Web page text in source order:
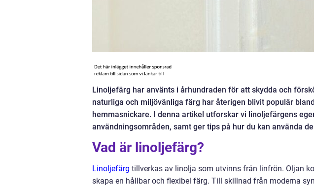
Linoljefärg har använts i århundraden för att skydda och
naturliga och miljövänliga färg har återigen blivit populär
hemmasnickare. I denna artikel utforskar vi linoljefärgens
användningsområden, samt ger tips på hur du kan använda
Vad är linoljefärg?
Linoljefärg tillverkas av linolja som utvinns från linfrön. Oljan
skapa en hållbar och flexibel färg. Till skillnad från moderna